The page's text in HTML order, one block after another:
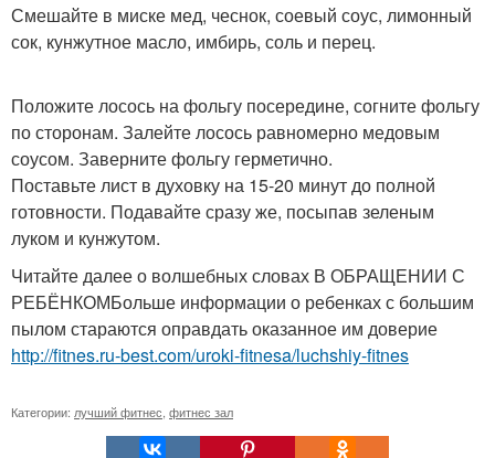
Смешайте в миске мед, чеснок, соевый соус, лимонный
сок, кунжутное масло, имбирь, соль и перец.
Положите лосось на фольгу посередине, согните фольгу
по сторонам. Залейте лосось равномерно медовым
соусом. Заверните фольгу герметично.
Поставьте лист в духовку на 15-20 минут до полной
готовности. Подавайте сразу же, посыпав зеленым
луком и кунжутом.
Читайте далее о волшебных словах В ОБРАЩЕНИИ С
РЕБЁНКОМБольше информации о ребенках с большим
пылом стараются оправдать оказанное им доверие
http://fitnes.ru-best.com/uroki-fitnesa/luchshiy-fitnes
Категории: лучший фитнес фитнес зал